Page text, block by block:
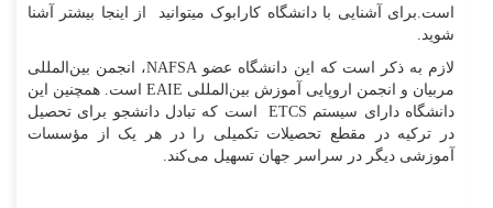
است.برای آشنایی با دانشگاه کارابوک میتوانید از اینجا بیشتر آشنا
شوید.
لازم به ذکر است که این دانشگاه عضو NAFSA، انجمن بین‌المللی
مربیان و انجمن اروپایی آموزش بین‌المللی EAIE است. همچنین این
دانشگاه دارای سیستم ETCS است که تبادل دانشجو برای تحصیل
در ترکیه در مقطع تحصیلات تکمیلی را در هر یک از مؤسسات
آموزشی دیگر در سراسر جهان تسهیل می‌کند.